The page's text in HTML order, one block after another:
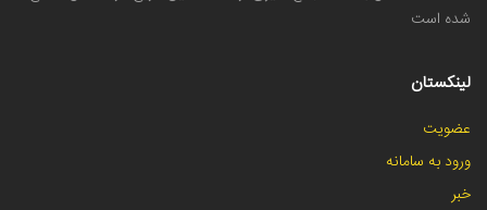
شده است
لینکستان
عضویت
ورود به سامانه
خبر